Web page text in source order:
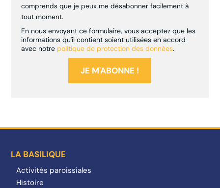
comprends que je peux me désabonner facilement à
tout moment.
En nous envoyant ce formulaire, vous acceptez que les
informations qu'il contient soient utilisées en accord
avec notre politique de protection des données.
LA BASILIQUE
Activités paroissiales
Histoire